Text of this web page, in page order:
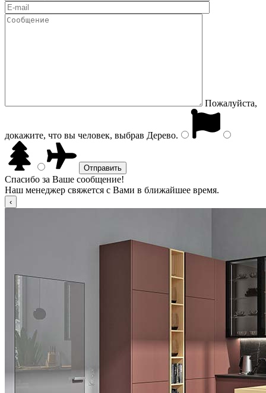
Пожалуйста,
докажите, что вы человек, выбрав Дерево.
Спасибо за Ваше сообщение!
Наш менеджер свяжется с Вами в ближайшее время.